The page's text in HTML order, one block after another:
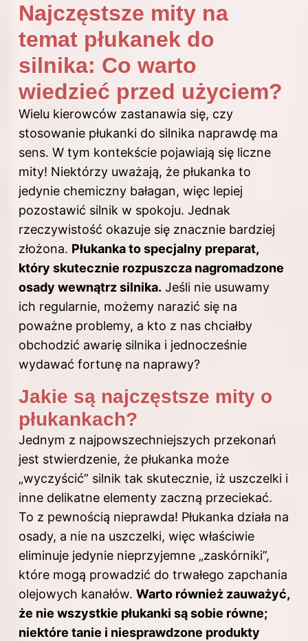
Najczęstsze mity na
temat płukanek do
silnika: Co warto
wiedzieć przed użyciem?
Wielu kierowców zastanawia się, czy
stosowanie płukanki do silnika naprawdę ma
sens. W tym kontekście pojawiają się liczne
mity! Niektórzy uważają, że płukanka to
jedynie chemiczny bałagan, więc lepiej
pozostawić silnik w spokoju. Jednak
rzeczywistość okazuje się znacznie bardziej
złożona. Płukanka to specjalny preparat,
który skutecznie rozpuszcza nagromadzone
osady wewnątrz silnika. Jeśli nie usuwamy
ich regularnie, możemy narazić się na
poważne problemy, a kto z nas chciałby
obchodzić awarię silnika i jednocześnie
wydawać fortunę na naprawy?
Jakie są najczęstsze mity o
płukankach?
Jednym z najpowszechniejszych przekonań
jest stwierdzenie, że płukanka może
„wyczyścić” silnik tak skutecznie, iż uszczelki i
inne delikatne elementy zaczną przeciekać.
To z pewnością nieprawda! Płukanka działa na
osady, a nie na uszczelki, więc właściwie
eliminuje jedynie nieprzyjemne „zaskórniki”,
które mogą prowadzić do trwałego zapchania
olejowych kanałów. Warto również zauważyć,
że nie wszystkie płukanki są sobie równe;
niektóre tanie i niesprawdzone produkty